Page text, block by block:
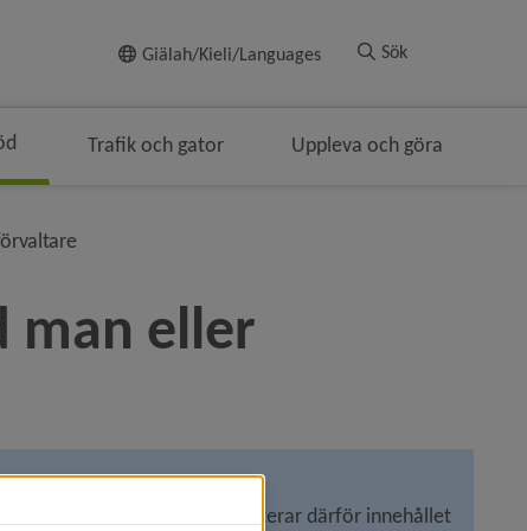
Giälah/Kieli/Languages Sök
Trafik och gator Uppleva och göra
nivå i brödsmulenavigeringen
man eller
i kraft. Vi uppdaterar därför innehållet